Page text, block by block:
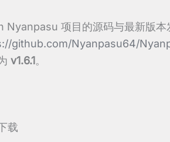
Nyanpasu 项目的源码与最新版
github.com/Nyanpasu64/
v1.6.1。
载